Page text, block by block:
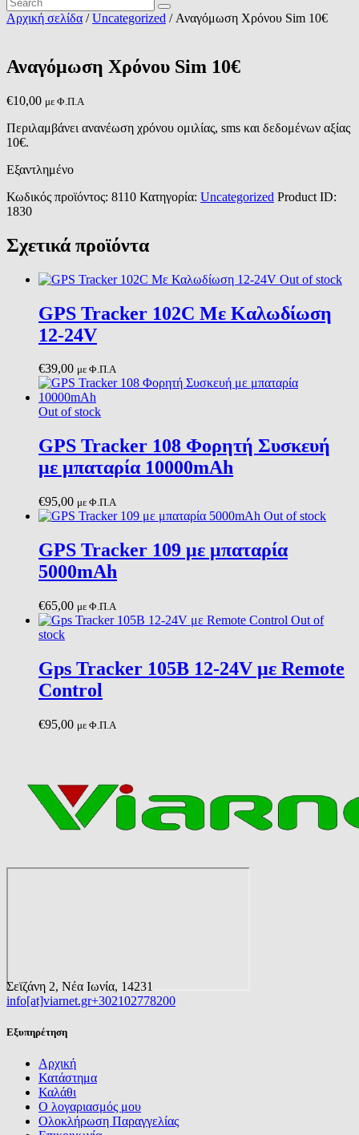
Αρχική σελίδα /Uncategorized / Αναγόμωση Χρόνου Sim 10€
Αναγόμωση Χρόνου Sim 10€
€10,00 με Φ.Π.Α
Περιλαμβάνει ανανέωση χρόνου ομιλίας, sms και δεδομένων αξίας
10€.
Εξαντλημένο
Κωδικός προϊόντος: 8110 Κατηγορία: Uncategorized Product ID:
1830
Σχετικά προϊόντα
Out of stock
GPS Tracker 102C Με Καλωδίωση
12-24V
€39,00 με Φ.Π.Α
Out of stock
GPS Tracker 108 Φορητή Συσκευή
με μπαταρία 10000mAh
€95,00 με Φ.Π.Α
Out of stock
GPS Tracker 109 με μπαταρία
5000mAh
€65,00 με Φ.Π.Α
Out of
stock
Gps Tracker 105B 12-24V με Remote
Control
€95,00 με Φ.Π.Α
Σεϊζάνη 2, Νέα Ιωνία, 14231
info[at]viarnet.gr+302102778200
Εξυπηρέτηση
Αρχική
Κατάστημα
Καλάθι
Ο λογαριασμός μου
Ολοκλήρωση Παραγγελίας